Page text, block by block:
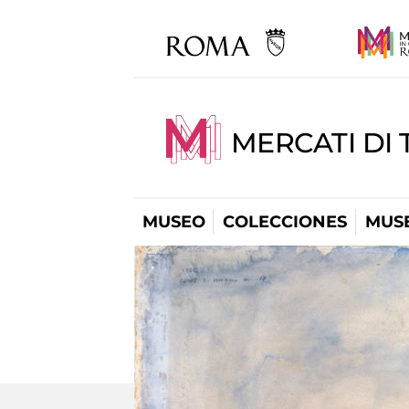
MERCATI DI
MUSEO COLECCIONES